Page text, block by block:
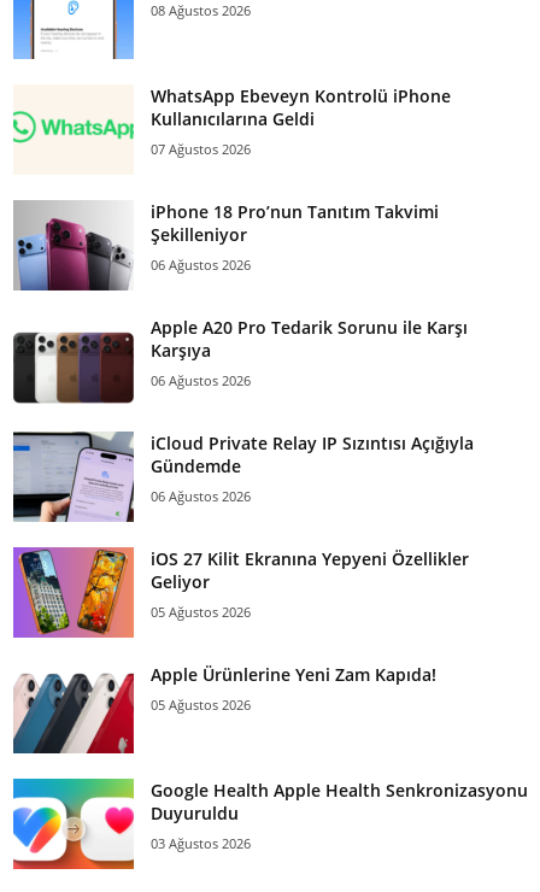
08 Ağustos 2026
WhatsApp Ebeveyn Kontrolü iPhone
Kullanıcılarına Geldi
07 Ağustos 2026
iPhone 18 Pro’nun Tanıtım Takvimi
Şekilleniyor
06 Ağustos 2026
Apple A20 Pro Tedarik Sorunu ile Karşı
Karşıya
06 Ağustos 2026
iCloud Private Relay IP Sızıntısı Açığıyla
Gündemde
06 Ağustos 2026
iOS 27 Kilit Ekranına Yepyeni Özellikler
Geliyor
05 Ağustos 2026
Apple Ürünlerine Yeni Zam Kapıda!
05 Ağustos 2026
Google Health Apple Health Senkronizasyonu
Duyuruldu
03 Ağustos 2026